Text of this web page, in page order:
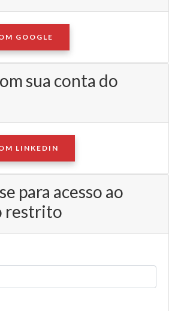
GOOGLE
sua conta do
LINKEDIN
para acesso ao
restrito